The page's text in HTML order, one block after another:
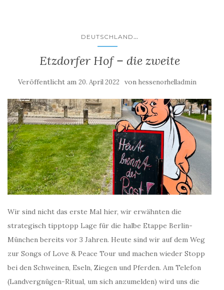
DEUTSCHLAND ...
Etzdorfer Hof – die zweite
Veröffentlicht am 20. April 2022 von hessenorhelladmin
Wir sind nicht das erste Mal hier, wir erwähnten die
strategisch tipptopp Lage für die halbe Etappe Berlin-
München bereits vor 3 Jahren. Heute sind wir auf dem Weg
zur Songs of Love & Peace Tour und machen wieder Stopp
bei den Schweinen, Eseln, Ziegen und Pferden. Am Telefon
(Landvergnügen-Ritual, um sich anzumelden) wird uns die